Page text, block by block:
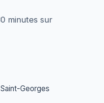
minutes sur
Georges